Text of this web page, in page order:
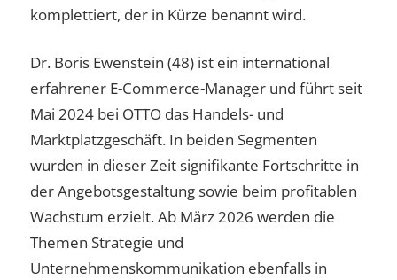
komplettiert, der in Kürze benannt wird.
Dr. Boris Ewenstein (48) ist ein international
erfahrener E-Commerce-Manager und führt seit
Mai 2024 bei OTTO das Handels- und
Marktplatzgeschäft. In beiden Segmenten
wurden in dieser Zeit signifikante Fortschritte in
der Angebotsgestaltung sowie beim profitablen
Wachstum erzielt. Ab März 2026 werden die
Themen Strategie und
Unternehmenskommunikation ebenfalls in